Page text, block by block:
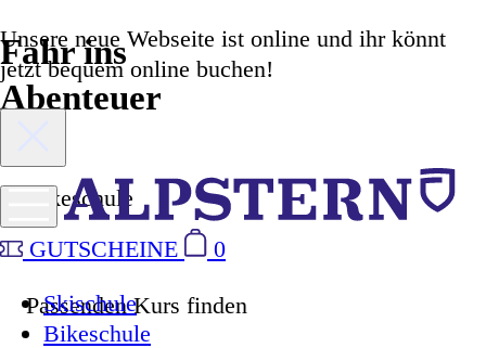
Unsere neue Webseite ist online und ihr könnt
jetzt bequem online buchen!
GUTSCHEINE
0
Skischule
Bikeschule
Fahr ins
Abenteuer
Bikeschule
Passenden Kurs finden